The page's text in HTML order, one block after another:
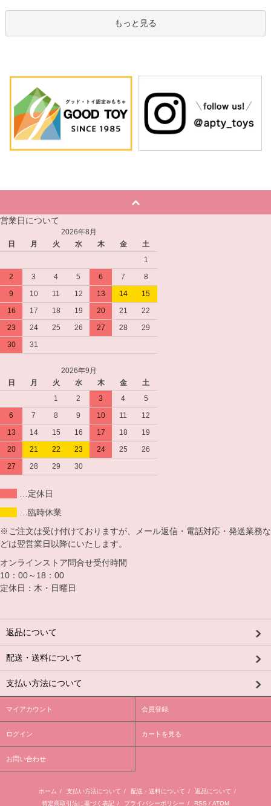
もっと見る
営業日について
2026年8月
日
月 火 水 木 金
土
1
2
3 4 5 6 7
8
9
10 11 12 13 14
15
16
17 18 19 20 21
22
23
24 25 26 27 28
29
30
31
2026年9月
日
月 火 水 木 金
土
1
2 3 4
5
6
7 8 9 10 11
12
13
14 15 16 17 18
19
20
21 22 23 24 25
26
27
28 29 30
…定休日
…臨時休業
※ご注文は受け付けておりますが、メール返信・電話対応・発送業務な
どは翌営業日以降にいたします。
オンラインストア問合せ受付時間
10：00～18：00
定休日：木・日曜日
返品について
配送・送料について
支払い方法について
マイアカウント 会員登録
ログイン カートを見る
お問い合わせ
ホーム / 支払い方法について / 配送・送料について / 返品について /
特定商取引法に基づく表記 / プライバシーポリシー / RSS / ATOM